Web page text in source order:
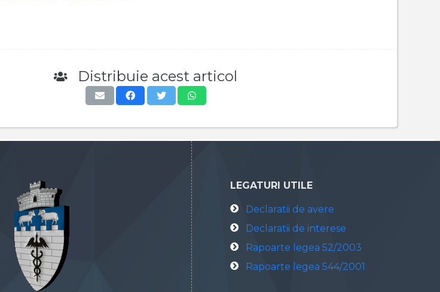
Distribuie acest articol
LEGATURI UTILE
Declaratii de avere
Declaratii de interese
Rapoarte legea 52/2003
Rapoarte legea 544/2001